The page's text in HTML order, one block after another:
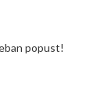
popust!